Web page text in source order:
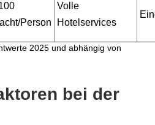
Person
Volle
Hotelservices
2025 und abhängig von
bei der